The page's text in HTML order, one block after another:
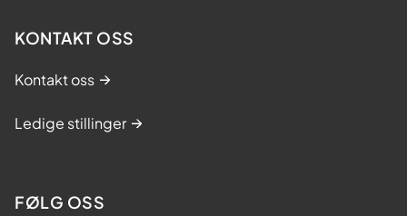
KONTAKT OSS
Kontakt oss
Ledige stillinger
FØLG OSS